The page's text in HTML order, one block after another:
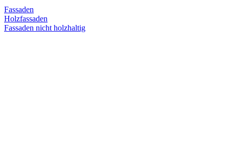
Fassaden
Holzfassaden
Fassaden nicht holzhaltig